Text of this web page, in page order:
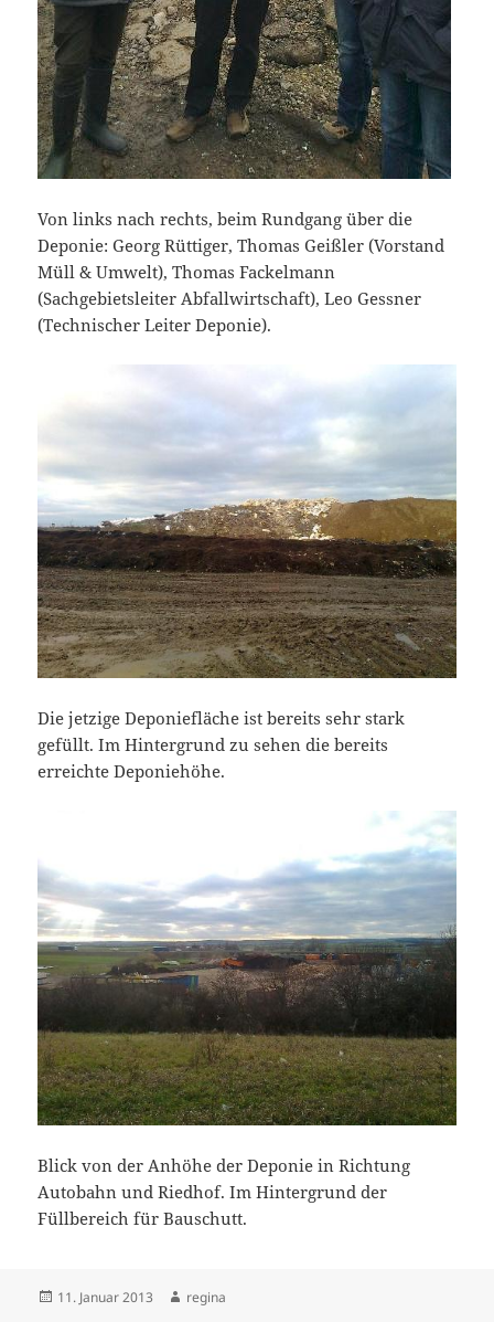
Von links nach rechts, beim Rundgang über die
Deponie: Georg Rüttiger, Thomas Geißler (Vorstand
Müll & Umwelt), Thomas Fackelmann
(Sachgebietsleiter Abfallwirtschaft), Leo Gessner
(Technischer Leiter Deponie).
Die jetzige Deponiefläche ist bereits sehr stark
gefüllt. Im Hintergrund zu sehen die bereits
erreichte Deponiehöhe.
Blick von der Anhöhe der Deponie in Richtung
Autobahn und Riedhof. Im Hintergrund der
Füllbereich für Bauschutt.
Veröffentlicht
11. Januar 2013 Autor
regina